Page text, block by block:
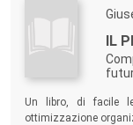
IL
Un libro, di facile
ottimizzazione